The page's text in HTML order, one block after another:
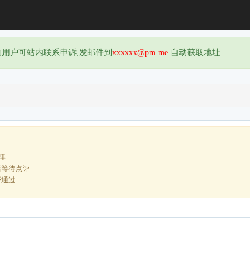
户可站内联系申诉,发邮件到 xxxxxx@pm.me 自动获取地址
待点评
过